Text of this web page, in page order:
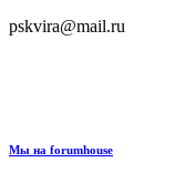
pskvira@mail.ru
Мы на forumhouse